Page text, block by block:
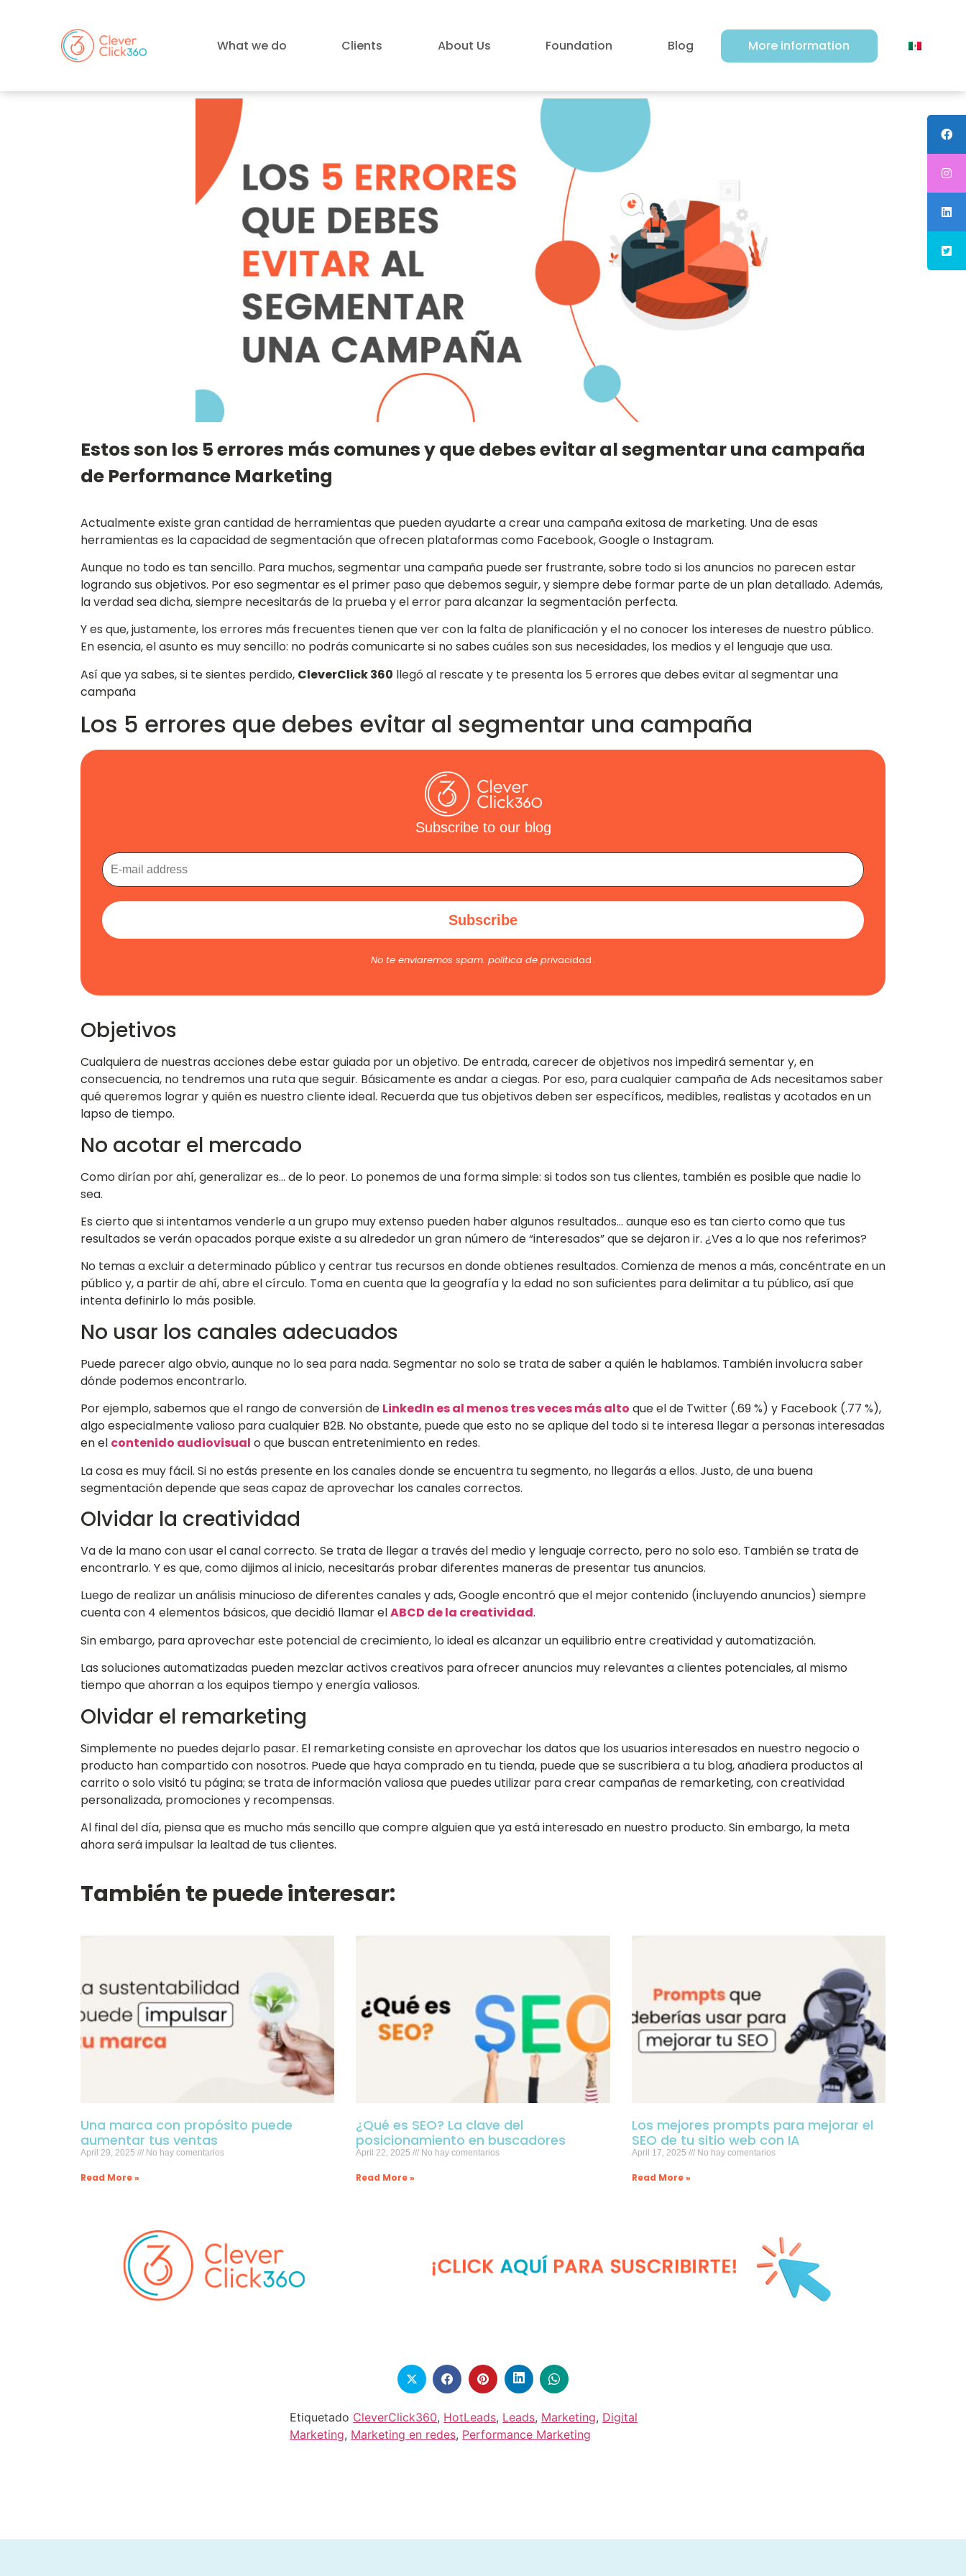
What we do Clients About Us Foundation Blog More information
Estos son los 5 errores más comunes y que debes evitar al segmentar una campaña
de Performance Marketing
Actualmente existe gran cantidad de herramientas que pueden ayudarte a crear una campaña exitosa de marketing. Una de esas
herramientas es la capacidad de segmentación que ofrecen plataformas como Facebook, Google o Instagram.
Aunque no todo es tan sencillo. Para muchos, segmentar una campaña puede ser frustrante, sobre todo si los anuncios no parecen estar
logrando sus objetivos. Por eso segmentar es el primer paso que debemos seguir, y siempre debe formar parte de un plan detallado. Además,
la verdad sea dicha, siempre necesitarás de la prueba y el error para alcanzar la segmentación perfecta.
Y es que, justamente, los errores más frecuentes tienen que ver con la falta de planificación y el no conocer los intereses de nuestro público.
En esencia, el asunto es muy sencillo: no podrás comunicarte si no sabes cuáles son sus necesidades, los medios y el lenguaje que usa.
Así que ya sabes, si te sientes perdido, CleverClick 360 llegó al rescate y te presenta los 5 errores que debes evitar al segmentar una
campaña
Los 5 errores que debes evitar al segmentar una campaña
Subscribe to our blog
No te enviaremos spam. política de privacidad .
Objetivos
Cualquiera de nuestras acciones debe estar guiada por un objetivo. De entrada, carecer de objetivos nos impedirá sementar y, en
consecuencia, no tendremos una ruta que seguir. Básicamente es andar a ciegas. Por eso, para cualquier campaña de Ads necesitamos saber
qué queremos lograr y quién es nuestro cliente ideal. Recuerda que tus objetivos deben ser específicos, medibles, realistas y acotados en un
lapso de tiempo.
No acotar el mercado
Como dirían por ahí, generalizar es… de lo peor. Lo ponemos de una forma simple: si todos son tus clientes, también es posible que nadie lo
sea.
Es cierto que si intentamos venderle a un grupo muy extenso pueden haber algunos resultados… aunque eso es tan cierto como que tus
resultados se verán opacados porque existe a su alrededor un gran número de “interesados” que se dejaron ir. ¿Ves a lo que nos referimos?
No temas a excluir a determinado público y centrar tus recursos en donde obtienes resultados. Comienza de menos a más, concéntrate en un
público y, a partir de ahí, abre el círculo. Toma en cuenta que la geografía y la edad no son suficientes para delimitar a tu público, así que
intenta definirlo lo más posible.
No usar los canales adecuados
Puede parecer algo obvio, aunque no lo sea para nada. Segmentar no solo se trata de saber a quién le hablamos. También involucra saber
dónde podemos encontrarlo.
Por ejemplo, sabemos que el rango de conversión de LinkedIn es al menos tres veces más alto que el de Twitter (.69 %) y Facebook (.77 %),
algo especialmente valioso para cualquier B2B. No obstante, puede que esto no se aplique del todo si te interesa llegar a personas interesadas
en el contenido audiovisual o que buscan entretenimiento en redes.
La cosa es muy fácil. Si no estás presente en los canales donde se encuentra tu segmento, no llegarás a ellos. Justo, de una buena
segmentación depende que seas capaz de aprovechar los canales correctos.
Olvidar la creatividad
Va de la mano con usar el canal correcto. Se trata de llegar a través del medio y lenguaje correcto, pero no solo eso. También se trata de
encontrarlo. Y es que, como dijimos al inicio, necesitarás probar diferentes maneras de presentar tus anuncios.
Luego de realizar un análisis minucioso de diferentes canales y ads, Google encontró que el mejor contenido (incluyendo anuncios) siempre
cuenta con 4 elementos básicos, que decidió llamar elABCD de la creatividad.
Sin embargo, para aprovechar este potencial de crecimiento, lo ideal es alcanzar un equilibrio entre creatividad y automatización.
Las soluciones automatizadas pueden mezclar activos creativos para ofrecer anuncios muy relevantes a clientes potenciales, al mismo
tiempo que ahorran a los equipos tiempo y energía valiosos.
Olvidar el remarketing
Simplemente no puedes dejarlo pasar. El remarketing consiste en aprovechar los datos que los usuarios interesados en nuestro negocio o
producto han compartido con nosotros. Puede que haya comprado en tu tienda, puede que se suscribiera a tu blog, añadiera productos al
carrito o solo visitó tu página; se trata de información valiosa que puedes utilizar para crear campañas de remarketing, con creatividad
personalizada, promociones y recompensas.
Al final del día, piensa que es mucho más sencillo que compre alguien que ya está interesado en nuestro producto. Sin embargo, la meta
ahora será impulsar la lealtad de tus clientes.
También te puede interesar:
Una marca con propósito puede
aumentar tus ventas
April 29, 2025 No hay comentarios
Read More »
¿Qué es SEO? La clave del
posicionamiento en buscadores
April 22, 2025 No hay comentarios
Read More »
Los mejores prompts para mejorar el
SEO de tu sitio web con IA
April 17, 2025 No hay comentarios
Read More »
Etiquetado CleverClick360, HotLeads, Leads, Marketing, Digital
Marketing, Marketing en redes, Performance Marketing